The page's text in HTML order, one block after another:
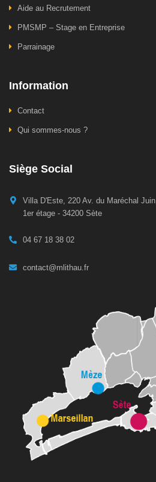
Aide au Recrutement
PMSMP – Stage en Entreprise
Parrainage
Information
Contact
Qui sommes-nous ?
Siège Social
Villa D'Este, 220 Av. du Maréchal Juin,
1er étage - 34200 Sète
04 67 18 38 02
contact@mlithau.fr